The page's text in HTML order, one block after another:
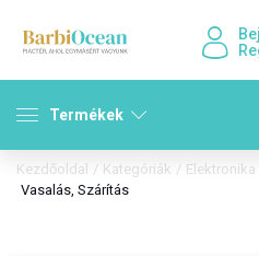
Termékek
Kezdőoldal / Kategóriák / Elektronika
Vasalás, Szárítás